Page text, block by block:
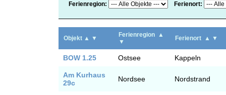
Ferienregion: Ferienort:
Objekt ▲ ▼ Ferienregion ▲
▼
Ferienort ▲ ▼
BOW 1.25 Ostsee Kappeln
Am Kurhaus
29c
Nordsee Nordstrand